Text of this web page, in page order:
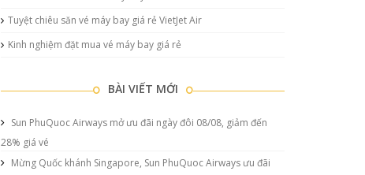
Tuyệt chiêu săn vé máy bay giá rẻ VietJet Air
Kinh nghiệm đặt mua vé máy bay giá rẻ
BÀI VIẾT MỚI
Sun PhuQuoc Airways mở ưu đãi ngày đôi 08/08, giảm đến
28% giá vé
Mừng Quốc khánh Singapore, Sun PhuQuoc Airways ưu đãi